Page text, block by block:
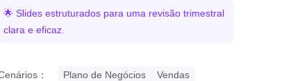
🌟 Slides estruturados para uma revisão trimestral
clara e eficaz.
： Plano de Negócios Vendas